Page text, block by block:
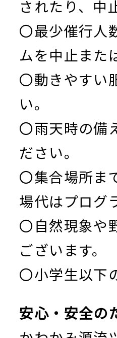
されたり、中
〇最少催行人
ムを中止また
〇動きやすい
い。
〇雨天時の備
ださい。
〇集合場所ま
場代はプログ
〇自然現象や
ございます。
〇小学生以下
安心・安全の